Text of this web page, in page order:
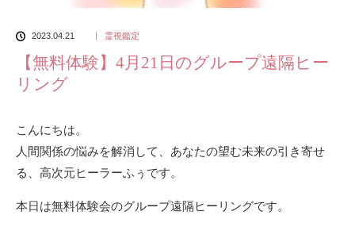
2023.04.21 霊視鑑定
【無料体験】4月21日のグループ遠隔ヒー
リング
こんにちは。
人間関係の悩みを解消して、あなたの望む未来の引き寄せ
る、高次元ヒーラーふぅです。
本日は無料体験会のグループ遠隔ヒーリングです。